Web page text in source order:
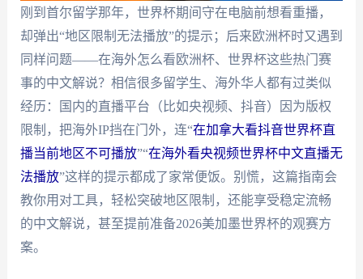
刚到首尔留学那年，世界杯期间守在电脑前想看重播，
却弹出“地区限制无法播放”的提示；后来欧洲杯时又遇到
同样问题——在海外怎么看欧洲杯、世界杯这些热门赛
事的中文解说？相信很多留学生、海外华人都有过类似
经历：国内的直播平台（比如央视频、抖音）因为版权
限制，把海外IP挡在门外，连“在加拿大看抖音世界杯直
播当前地区不可播放”“在海外看央视频世界杯中文直播无
法播放”这样的提示都成了家常便饭。别慌，这篇指南会
教你用对工具，轻松突破地区限制，还能享受稳定流畅
的中文解说，甚至提前准备2026美加墨世界杯的观赛方
案。